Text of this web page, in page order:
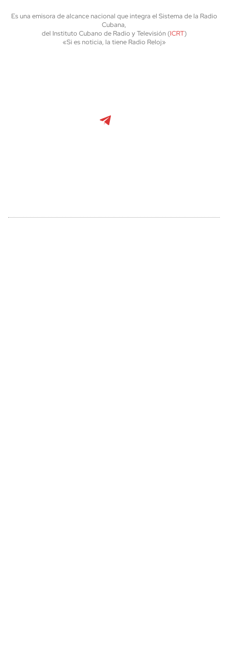
Es una emisora de alcance nacional que integra el Sistema de la Radio
Cubana,
del Instituto Cubano de Radio y Televisión (ICRT)
«Si es noticia, la tiene Radio Reloj»